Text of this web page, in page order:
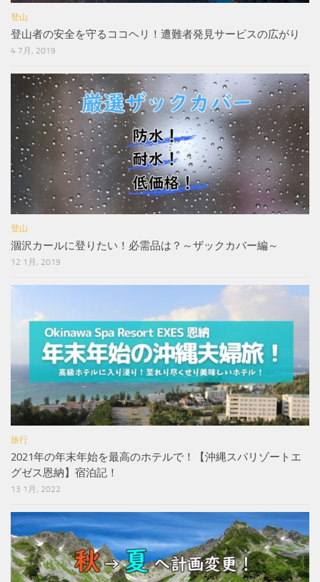
登山
登山者の安全を守るココヘリ！遭難者発見サービスの広がり
4 7月, 2019
登山
涸沢カールに登りたい！必需品は？～ザックカバー編～
12 1月, 2019
旅行
2021年の年末年始を最高のホテルで！【沖縄スパリゾートエ
グゼス恩納】宿泊記！
13 1月, 2022